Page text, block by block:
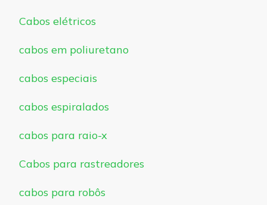
Cabos elétricos
cabos em poliuretano
cabos especiais
cabos espiralados
cabos para raio-x
Cabos para rastreadores
cabos para robôs